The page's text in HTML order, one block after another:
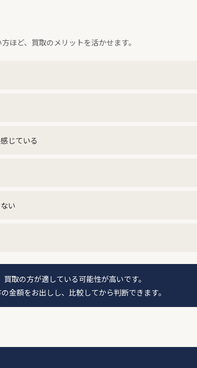
ほど、買取のメリットを活かせます。
じている
い
買取の方が適している可能性が高いです。
金額をお出しし、比較してから判断できます。